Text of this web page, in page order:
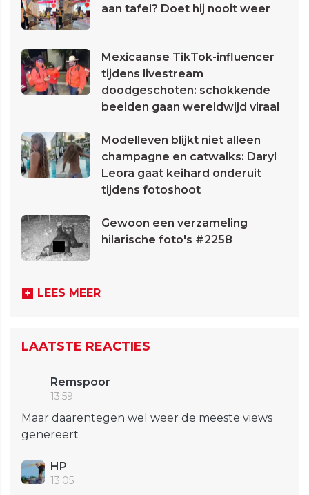
aan tafel? Doet hij nooit weer
Mexicaanse TikTok-influencer
tijdens livestream
doodgeschoten: schokkende
beelden gaan wereldwijd viraal
Modelleven blijkt niet alleen
champagne en catwalks: Daryl
Leora gaat keihard onderuit
tijdens fotoshoot
Gewoon een verzameling
hilarische foto's #2258
LEES MEER
LAATSTE REACTIES
Remspoor
13:59
Maar daarentegen wel weer de meeste views
genereert
HP
13:05